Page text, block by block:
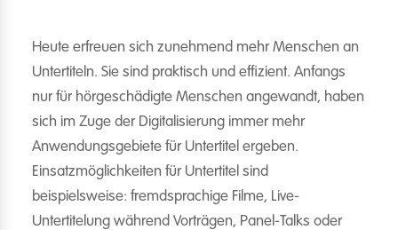
Heute erfreuen sich zunehmend mehr Menschen an
Untertiteln. Sie sind praktisch und effizient. Anfangs
nur für hörgeschädigte Menschen angewandt, haben
sich im Zuge der Digitalisierung immer mehr
Anwendungsgebiete für Untertitel ergeben.
Einsatzmöglichkeiten für Untertitel sind
beispielsweise: fremdsprachige Filme, Live-
Untertitelung während Vorträgen, Panel-Talks oder